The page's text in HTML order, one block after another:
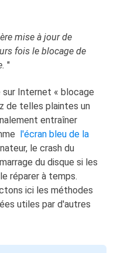
mise à jour de
fois le blocage de
"
Internet « blocage
de telles plaintes un
entraîner
l'écran bleu de la
le crash du
du disque si les
réparer à temps.
ici les méthodes
utiles par d'autres